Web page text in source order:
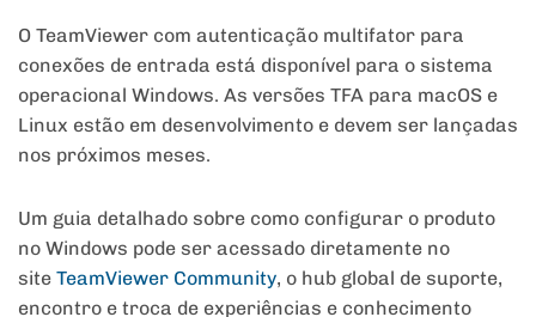
O TeamViewer com autenticação multifator para
conexões de entrada está disponível para o sistema
operacional Windows. As versões TFA para macOS e
Linux estão em desenvolvimento e devem ser lançadas
nos próximos meses.
Um guia detalhado sobre como configurar o produto
no Windows pode ser acessado diretamente no
site TeamViewer Community, o hub global de suporte,
encontro e troca de experiências e conhecimento